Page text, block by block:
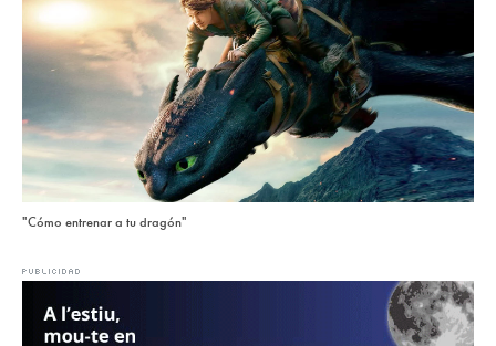
"Cómo entrenar a tu dragón"